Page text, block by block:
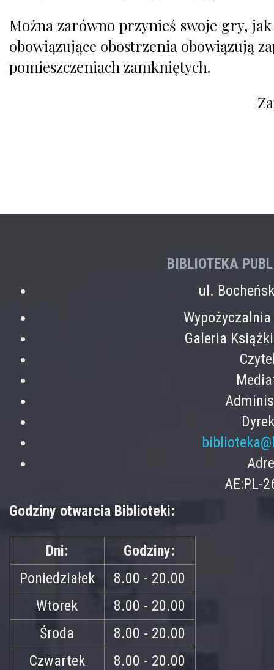
Można zarówno przynieś swoje gry,
obowiązujące obostrzenia obowiązują
pomieszczeniach zamkniętych.
BIBLIOTEKA
ul.
Galeria
AE:PL-
Godziny otwarcia Biblioteki:
Dni:
Godziny:
Poniedziałek
8.00 - 20.00
Wtorek
8.00 - 20.00
Środa
8.00 - 20.00
Czwartek
8.00 - 20.00